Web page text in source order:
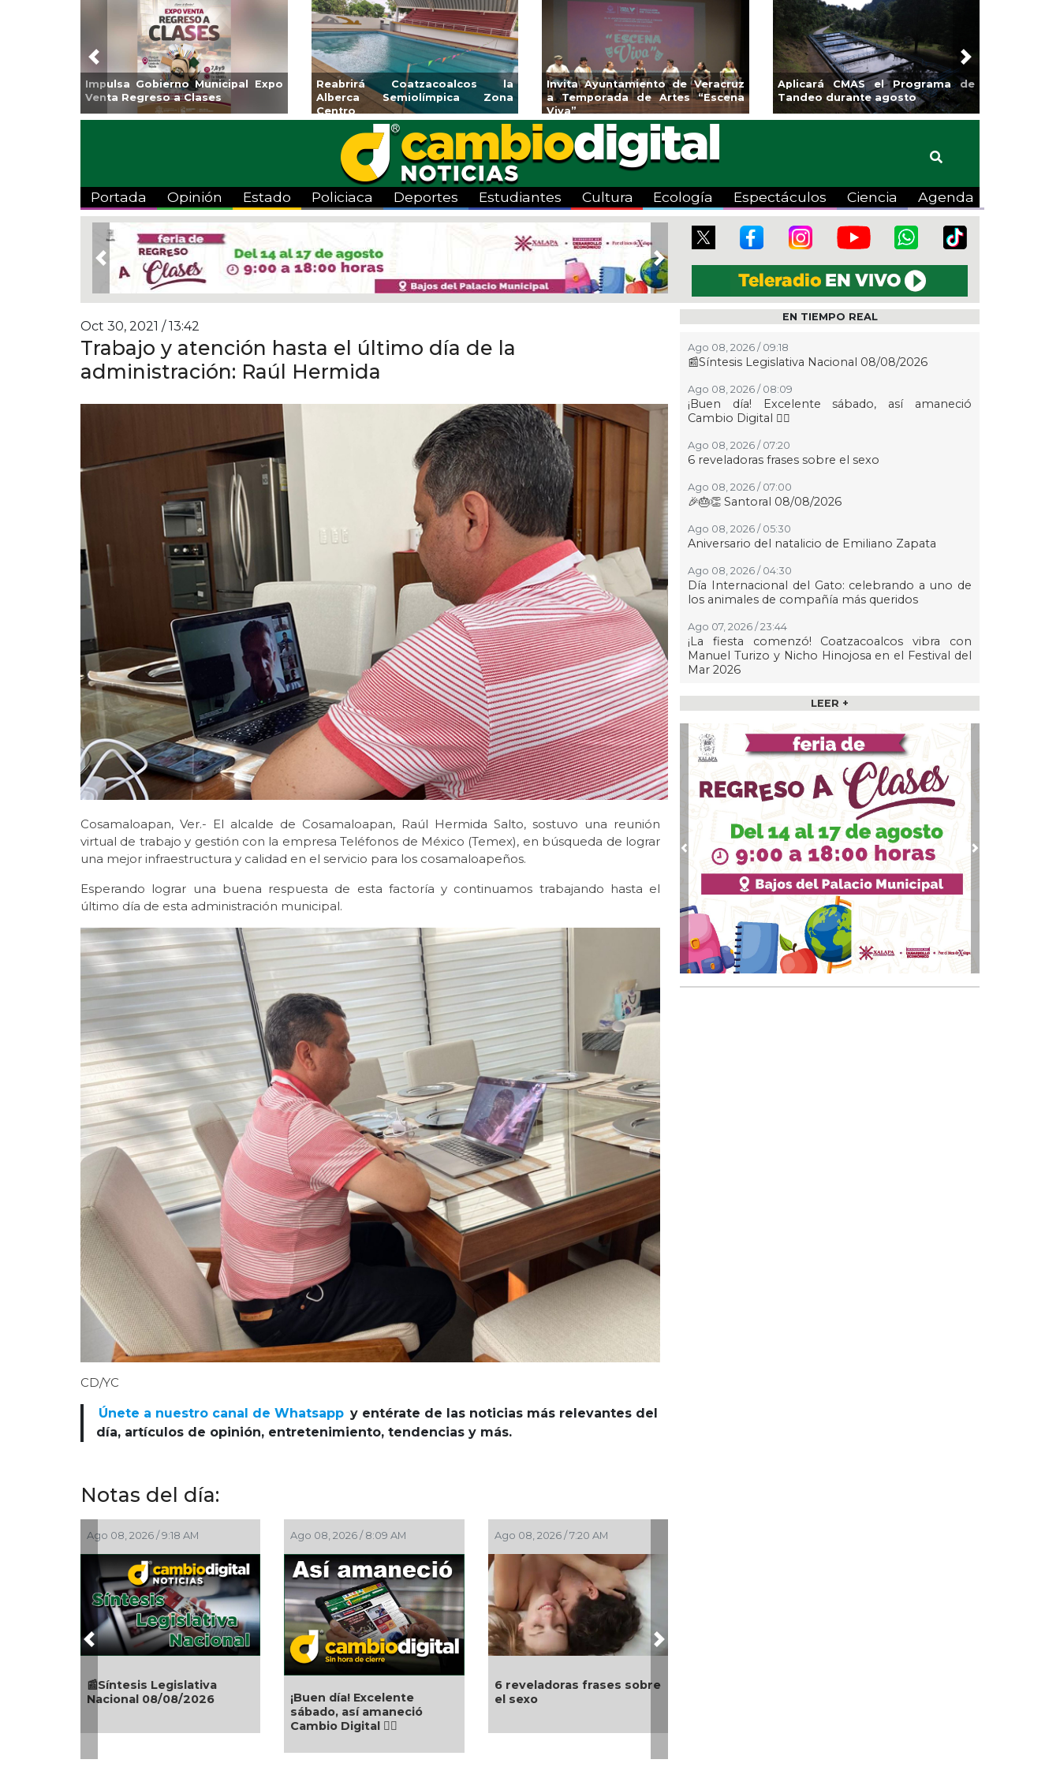
Guarniciones y banquetas para la
colonia El Mango en Pánuco
Emprendedores de Xalapa
exponen en Mercadito
Bicentenario
Coatzacoalcos impulsa la
halterofilia con la Copa Coyote
2026
Continúa Coatza Vive el Verano
2026 con cine, actividades
lúdicas y expo
Previous Next
Portada Opinión Estado Policiaca Deportes Estudiantes Cultura Ecología Espectáculos Ciencia Agenda
Previous Next
Oct 30, 2021 / 13:42
Trabajo y atención hasta el último día de la
administración: Raúl Hermida
Cosamaloapan, Ver.- El alcalde de Cosamaloapan, Raúl Hermida Salto, sostuvo una reunión
virtual de trabajo y gestión con la empresa Teléfonos de México (Temex), en búsqueda de lograr
una mejor infraestructura y calidad en el servicio para los cosamaloapeños.
Esperando lograr una buena respuesta de esta factoría y continuamos trabajando hasta el
último día de esta administración municipal.
CD/YC
Únete a nuestro canal de Whatsapp y entérate de las noticias más relevantes del
día, artículos de opinión, entretenimiento, tendencias y más.
Notas del día:
Ago 08, 2026 / 7:00 AM
🎉🎂👏 Santoral 08/08/2026
Ago 08, 2026 / 5:30 AM
Emiliano Zapata
Ago 08, 2026 / 4:30 AM
celebrando a uno de los
animales de compañía
Previous Next
EN TIEMPO REAL
Ago 08, 2026 / 09:18
📰Síntesis Legislativa Nacional 08/08/2026
Ago 08, 2026 / 08:09
¡Buen día! Excelente sábado, así amaneció
Cambio Digital 👍🏻
Ago 08, 2026 / 07:20
6 reveladoras frases sobre el sexo
Ago 08, 2026 / 07:00
🎉🎂👏 Santoral 08/08/2026
Ago 08, 2026 / 05:30
Aniversario del natalicio de Emiliano Zapata
Ago 08, 2026 / 04:30
Día Internacional del Gato: celebrando a uno de
los animales de compañía más queridos
Ago 07, 2026 / 23:44
¡La fiesta comenzó! Coatzacoalcos vibra con
Manuel Turizo y Nicho Hinojosa en el Festival del
Mar 2026
Ago 07, 2026 / 23:36
En marcha trabajos de rehabilitación en avenida
20 de Noviembre; habrá reducción a un carril
Ago 07, 2026 / 22:31
San Andrés Tuxtla alista su Festival Internacional
de Globos de Papel
Ago 07, 2026 / 20:42
Alcalde Samuel Acosta inaugura la calle
Bugambilias en El Tejar
Ago 07, 2026 / 19:00
Más de 120 elementos de seguridad refuerzan
operativos vs rodadas de motociclistas en Boca
del Río
Ago 07, 2026 / 18:49
¿Con o sin espuma?
LEER +
Previous Next